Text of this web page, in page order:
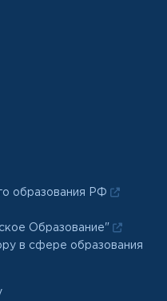
образования РФ
Образование"
в сфере образования